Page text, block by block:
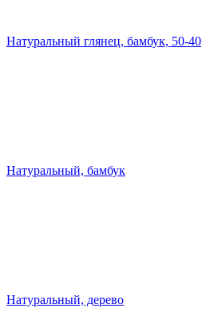
Натуральный глянец, бамбук, 50-40
Натуральный, бамбук
Натуральный, дерево